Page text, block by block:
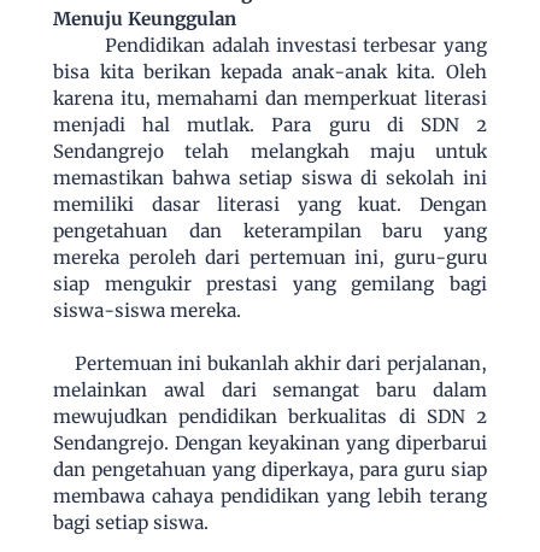
Menuju Keunggulan
Pendidikan adalah investasi terbesar yang
bisa kita berikan kepada anak-anak kita. Oleh
karena itu, memahami dan memperkuat literasi
menjadi hal mutlak. Para guru di SDN 2
Sendangrejo telah melangkah maju untuk
memastikan bahwa setiap siswa di sekolah ini
memiliki dasar literasi yang kuat. Dengan
pengetahuan dan keterampilan baru yang
mereka peroleh dari pertemuan ini, guru-guru
siap mengukir prestasi yang gemilang bagi
siswa-siswa mereka.
Pertemuan ini bukanlah akhir dari perjalanan,
melainkan awal dari semangat baru dalam
mewujudkan pendidikan berkualitas di SDN 2
Sendangrejo. Dengan keyakinan yang diperbarui
dan pengetahuan yang diperkaya, para guru siap
membawa cahaya pendidikan yang lebih terang
bagi setiap siswa.